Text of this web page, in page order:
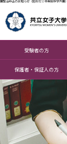
展覧会中止のお知らせ（彫刻ゼミ卒業制作学外展
受験者の方
保護者・保証人の方